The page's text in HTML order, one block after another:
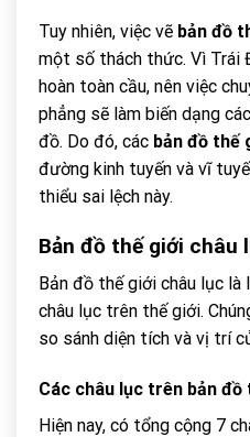
Tuy nhiên, việc vẽ bản đồ
một số thách thức. Vì Trái
hoàn toàn cầu, nên việc
phẳng sẽ làm biến dạng
đồ. Do đó, các bản đồ thế
đường kinh tuyến và vĩ
thiểu sai lệch này.
Bản đồ thế giới châu
Bản đồ thế giới châu lục
châu lục trên thế giới.
so sánh diện tích và vị trí
Các châu lục trên bản đồ
Hiện nay, có tổng cộng 7